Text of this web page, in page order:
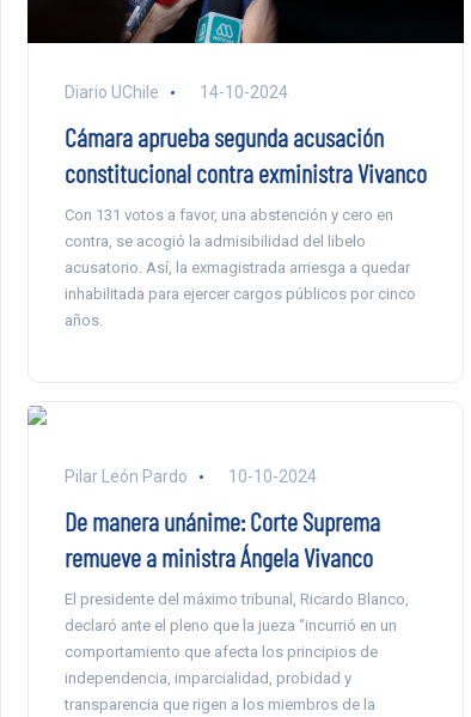
Diario UChile 14-10-2024
Cámara aprueba segunda acusación
constitucional contra exministra Vivanco
Con 131 votos a favor, una abstención y cero en
contra, se acogió la admisibilidad del libelo
acusatorio. Así, la exmagistrada arriesga a quedar
inhabilitada para ejercer cargos públicos por cinco
años.
Pilar León Pardo 10-10-2024
De manera unánime: Corte Suprema
remueve a ministra Ángela Vivanco
El presidente del máximo tribunal, Ricardo Blanco,
declaró ante el pleno que la jueza “incurrió en un
comportamiento que afecta los principios de
independencia, imparcialidad, probidad y
transparencia que rigen a los miembros de la